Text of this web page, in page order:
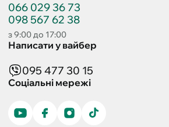
066 029 36 73
098 567 62 38
з 9:00 до 17:00
Написати у вайбер
095 477 30 15
Соціальні мережі